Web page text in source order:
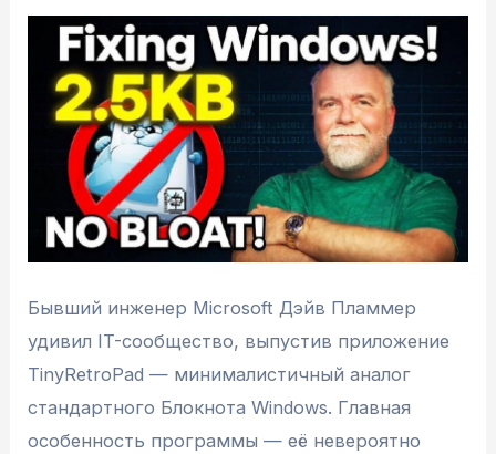
Бывший инженер Microsoft Дэйв Пламмер
удивил IT-сообщество, выпустив приложение
TinyRetroPad — минималистичный аналог
стандартного Блокнота Windows. Главная
особенность программы — её невероятно